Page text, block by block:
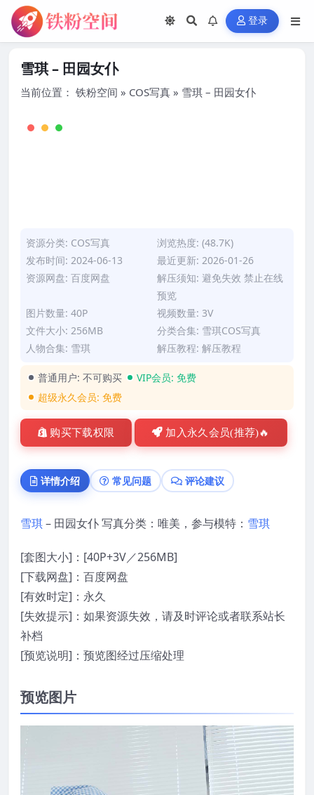
登录
雪琪 – 田园女仆
当前位置： 铁粉空间 » COS写真 » 雪琪 – 田园女仆
资源分类: COS写真
浏览热度: (48.7K)
发布时间: 2024-06-13
最近更新: 2026-01-26
资源网盘: 百度网盘
解压须知: 避免失效 禁止在线
预览
图片数量: 40P
视频数量: 3V
文件大小: 256MB
分类合集: 雪琪COS写真
人物合集: 雪琪 解压教程: 解压教程
普通用户: 不可购买 VIP会员: 免费
超级永久会员: 免费
购买下载权限 加入永久会员(推荐)🔥
详情介绍 常见问题 评论建议
雪琪– 田园女仆 写真分类：唯美，参与模特： 雪琪
[套图大小]：[40P+3V／256MB]
[下载网盘]：百度网盘
[有效时定]：永久
[失效提示]：如果资源失效，请及时评论或者联系站长
补档
[预览说明]：预览图经过压缩处理
预览图片